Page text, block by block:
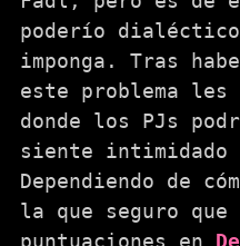
poderío
imponga. Tras
este problema
donde los PJs
siente intimidado
Dependiendo de
la que seguro que
puntuaciones en